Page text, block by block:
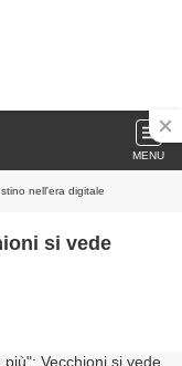
MENU
nell'era digitale
si vede